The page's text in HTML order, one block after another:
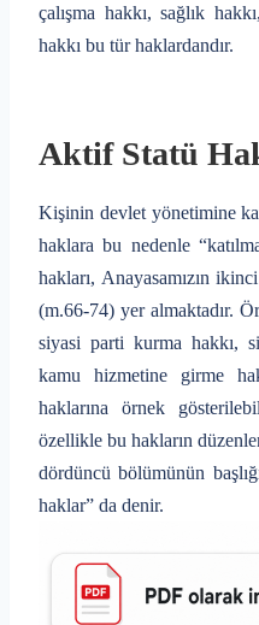
çalışma hakkı, sağlık
hakkı bu tür haklardandır.
Aktif Statü
Kişinin devlet yönetimine
haklara bu nedenle
hakları, Anayasamızın
(m.66-74) yer almaktadır.
siyasi parti kurma hakkı,
kamu hizmetine girme
haklarına örnek
özellikle bu hakların
dördüncü bölümünün
haklar” da denir.